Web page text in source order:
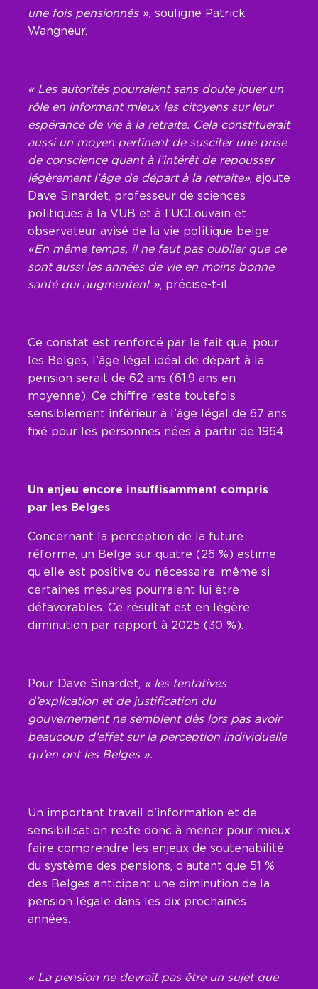
une fois pensionnés », souligne Patrick
Wangneur.
« Les autorités pourraient sans doute jouer un
rôle en informant mieux les citoyens sur leur
espérance de vie à la retraite. Cela constituerait
aussi un moyen pertinent de susciter une prise
de conscience quant à l’intérêt de repousser
légèrement l’âge de départ à la retraite», ajoute
Dave Sinardet, professeur de sciences
politiques à la VUB et à l’UCLouvain et
observateur avisé de la vie politique belge.
«En même temps, il ne faut pas oublier que ce
sont aussi les années de vie en moins bonne
santé qui augmentent », précise-t-il.
Ce constat est renforcé par le fait que, pour
les Belges, l’âge légal idéal de départ à la
pension serait de 62 ans (61,9 ans en
moyenne). Ce chiffre reste toutefois
sensiblement inférieur à l’âge légal de 67 ans
fixé pour les personnes nées à partir de 1964.
Un enjeu encore insuffisamment compris
par les Belges
Concernant la perception de la future
réforme, un Belge sur quatre (26 %) estime
qu’elle est positive ou nécessaire, même si
certaines mesures pourraient lui être
défavorables. Ce résultat est en légère
diminution par rapport à 2025 (30 %).
Pour Dave Sinardet, « les tentatives
d’explication et de justification du
gouvernement ne semblent dès lors pas avoir
beaucoup d’effet sur la perception individuelle
qu’en ont les Belges ».
Un important travail d’information et de
sensibilisation reste donc à mener pour mieux
faire comprendre les enjeux de soutenabilité
du système des pensions, d’autant que 51 %
des Belges anticipent une diminution de la
pension légale dans les dix prochaines
années.
« La pension ne devrait pas être un sujet que